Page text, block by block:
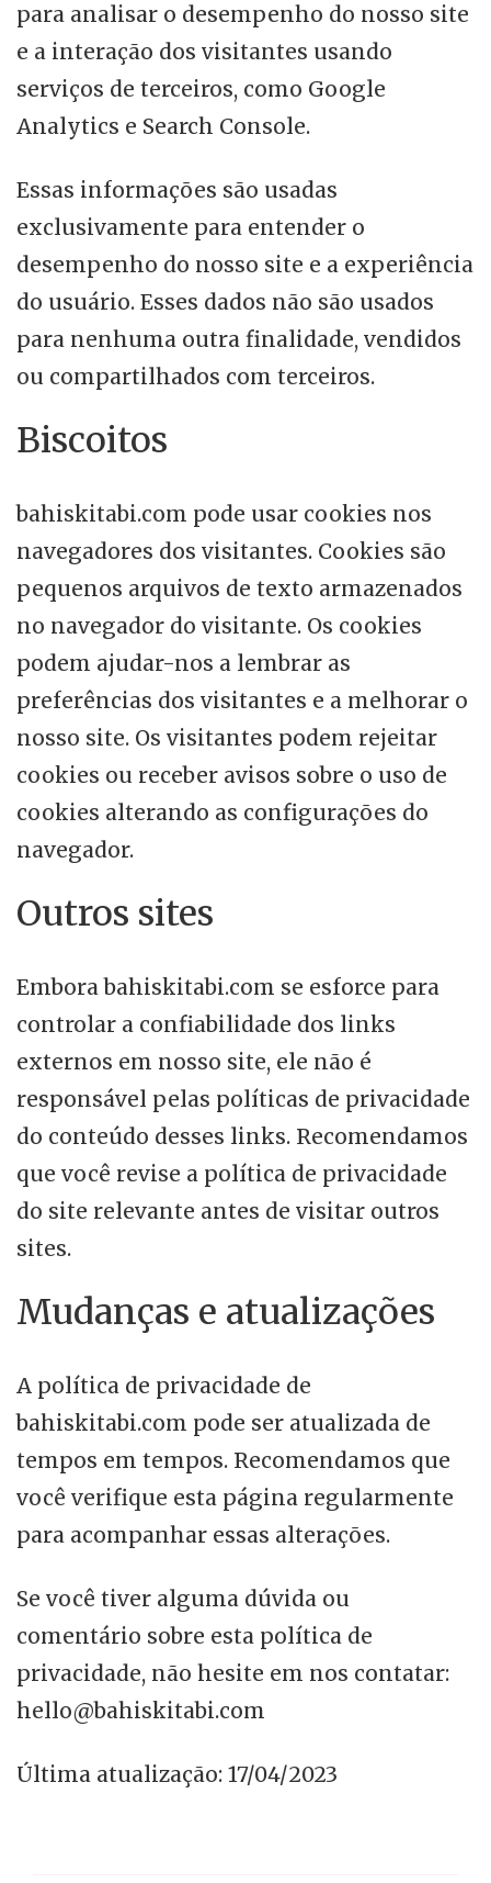
para analisar o desempenho do nosso site
e a interação dos visitantes usando
serviços de terceiros, como Google
Analytics e Search Console.
Essas informações são usadas
exclusivamente para entender o
desempenho do nosso site e a experiência
do usuário. Esses dados não são usados
para nenhuma outra finalidade, vendidos
ou compartilhados com terceiros.
Biscoitos
bahiskitabi.com pode usar cookies nos
navegadores dos visitantes. Cookies são
pequenos arquivos de texto armazenados
no navegador do visitante. Os cookies
podem ajudar-nos a lembrar as
preferências dos visitantes e a melhorar o
nosso site. Os visitantes podem rejeitar
cookies ou receber avisos sobre o uso de
cookies alterando as configurações do
navegador.
Outros sites
Embora bahiskitabi.com se esforce para
controlar a confiabilidade dos links
externos em nosso site, ele não é
responsável pelas políticas de privacidade
do conteúdo desses links. Recomendamos
que você revise a política de privacidade
do site relevante antes de visitar outros
sites.
Mudanças e atualizações
A política de privacidade de
bahiskitabi.com pode ser atualizada de
tempos em tempos. Recomendamos que
você verifique esta página regularmente
para acompanhar essas alterações.
Se você tiver alguma dúvida ou
comentário sobre esta política de
privacidade, não hesite em nos contatar:
hello@bahiskitabi.com
Última atualização: 17/04/2023